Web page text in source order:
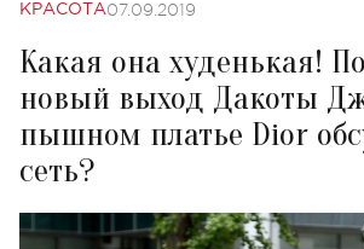
КРАСОТА07.09.2019
Какая она худенькая!
новый выход Дакоты
пышном платье Dior
сеть?